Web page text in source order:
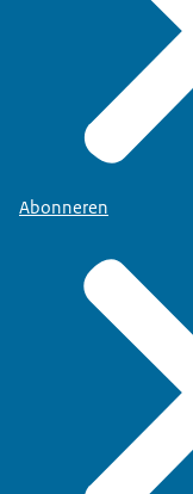
Abonneren